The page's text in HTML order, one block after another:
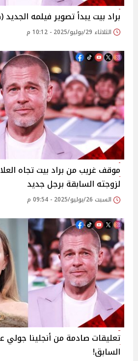
براد بيت يبدأ تصوير فيلمه الجديد
الثلاثاء 29/يوليو/2025 - 10:12 م
موقف غريب من براد بيت تجاه
لزوجته السابقة برجل جديد
السبت 26/يوليو/2025 - 09:54 م
تعليقات صادمة من أنجلينا جولي
السابق!